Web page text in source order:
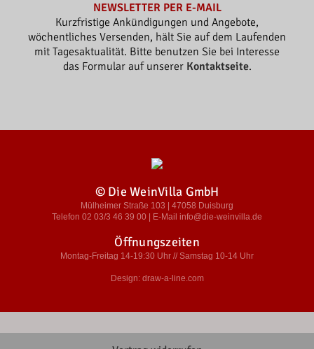
NEWSLETTER PER E-MAIL
Kurzfristige Ankündigungen und Angebote,
wöchentliches Versenden, hält Sie auf dem Laufenden
mit Tagesaktualität. Bitte benutzen Sie bei Interesse
das Formular auf unserer Kontaktseite.
© Die WeinVilla GmbH
Mülheimer Straße 103 | 47058 Duisburg
Telefon 02 03/3 46 39 00 | E-Mail info@die-weinvilla.de
Öffnungszeiten
Montag-Freitag 14-19:30 Uhr // Samstag 10-14 Uhr
Design: draw-a-line.com